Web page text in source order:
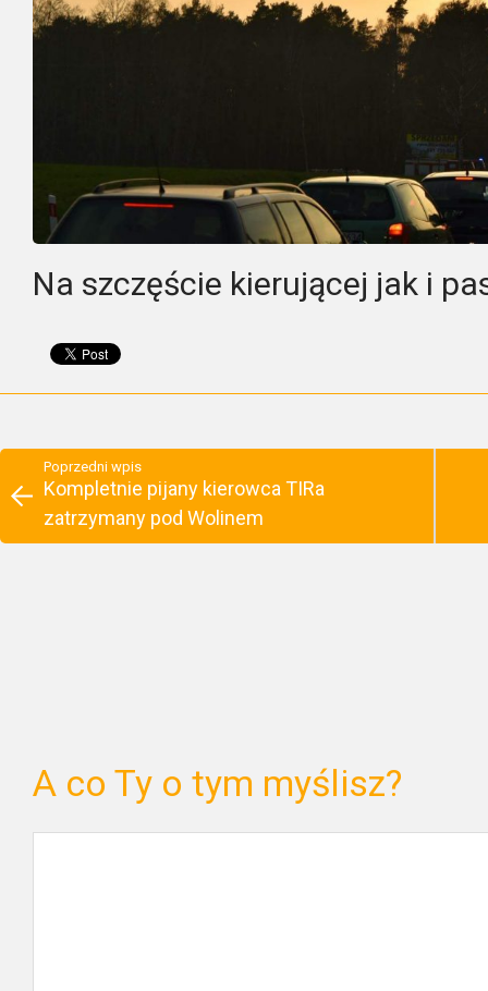
Na szczęście kierującej jak i
Poprzedni wpis
Kompletnie pijany kierowca TIRa
zatrzymany pod Wolinem
A co Ty o tym myślisz?